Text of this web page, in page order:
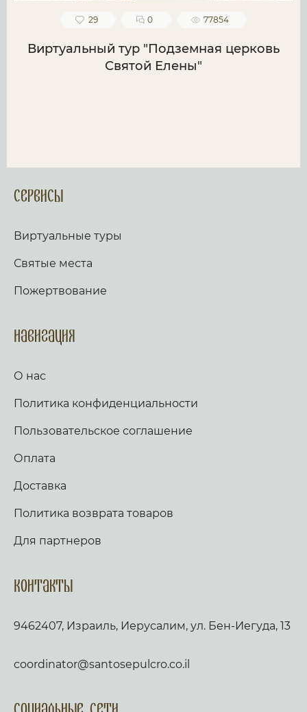
29 0 77854
Виртуальный тур "Подземная церковь
Святой Елены"
Сервисы
Виртуальные туры
Святые места
Пожертвование
Навигация
О нас
Политика конфиденциальности
Пользовательское соглашение
Оплата
Доставка
Политика возврата товаров
Для партнеров
Контакты
9462407, Израиль, Иерусалим, ул. Бен-Иегуда, 13
coordinator@santosepulcro.co.il